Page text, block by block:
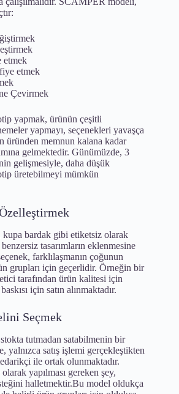
etmek
Çevirmek
yapmak, ürünün çeşitli
yapmayı, seçenekleri yavaşça
üründen memnun kalana kadar
gelmektedir. Günümüzde, 3
gelişmesiyle, daha düşük
üretebilmeyi mümkün
kupa bardak gibi etiketsiz olarak
tasarımların eklenmesine
farklılaşmanın çoğunun
grupları için geçerlidir. Örneğin bir
tarafından ürün kalitesi için
için satın alınmaktadır.
Seçmek
tutmadan satabilmenin bir
satış işlemi gerçekleştikten
ile ortak olunmaktadır.
yapılması gereken şey,
halletmektir.Bu model oldukça